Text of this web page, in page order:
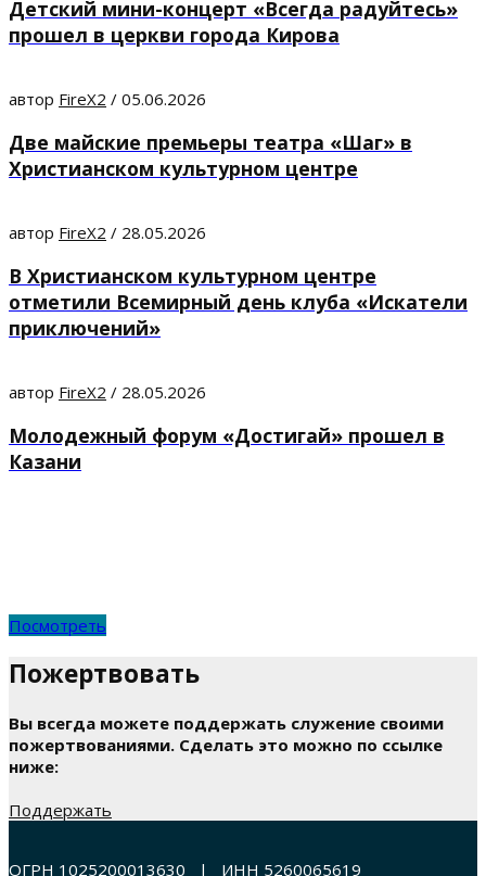
Детский мини-концерт «Всегда радуйтесь»
прошел в церкви города Кирова
автор FireX2 / 05.06.2026
Две майские премьеры театра «Шаг» в
Христианском культурном центре
автор FireX2 / 28.05.2026
В Христианском культурном центре
отметили Всемирный день клуба «Искатели
приключений»
автор FireX2 / 28.05.2026
Молодежный форум «Достигай» прошел в
Казани
Посмотреть
Пожертвовать
Вы всегда можете поддержать служение своими
пожертвованиями. Сделать это можно по ссылке
ниже:
Поддержать
ОГРН 1025200013630 | ИНН 5260065619